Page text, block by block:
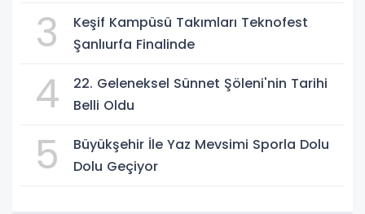
3
Keşif Kampüsü Takımları Teknofest
Şanlıurfa Finalinde
4
22. Geleneksel Sünnet Şöleni'nin Tarihi
Belli Oldu
5
Büyükşehir İle Yaz Mevsimi Sporla Dolu
Dolu Geçiyor